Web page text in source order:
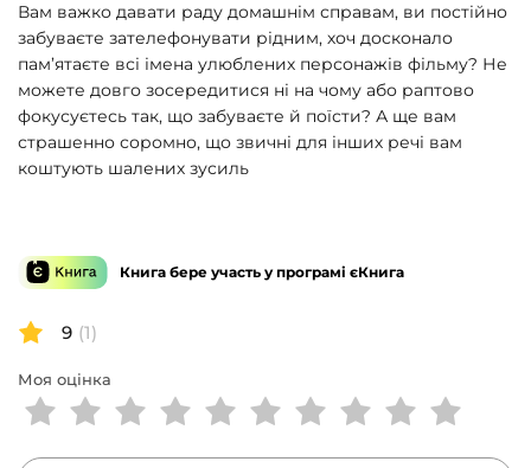
Вам важко давати раду домашнім справам, ви постійно
забуваєте зателефонувати рідним, хоч досконало
пам’ятаєте всі імена улюблених персонажів фільму? Не
можете довго зосередитися ні на чому або раптово
фокусуєтесь так, що забуваєте й поїсти? А ще вам
страшенно соромно, що звичні для інших речі вам
коштують шалених зусиль
Книга бере участь у програмі єКнига
9 (1)
Моя оцінка